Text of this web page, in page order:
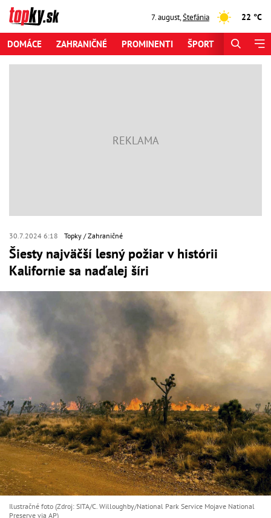
7. august,Štefánia 22 °C
DOMÁCE ZAHRANIČNÉ PROMINENTI ŠPORT
30.7.2024 6:18 Topky Zahraničné
Šiesty najväčší lesný požiar v histórii
Kalifornie sa naďalej šíri
Ilustračné foto (Zdroj: SITA/C. Willoughby/National Park Service Mojave National
Preserve via AP)